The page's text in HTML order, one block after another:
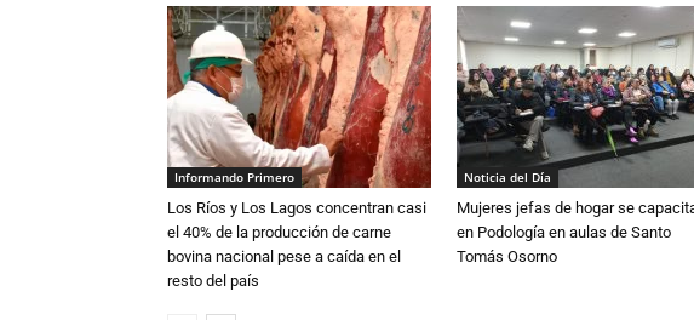
Informando Primero
Los Ríos y Los Lagos concentran casi
el 40% de la producción de carne
bovina nacional pese a caída en el
resto del país
Noticia del Día
Mujeres jefas de hogar se
en Podología en aulas de Santo
Tomás Osorno